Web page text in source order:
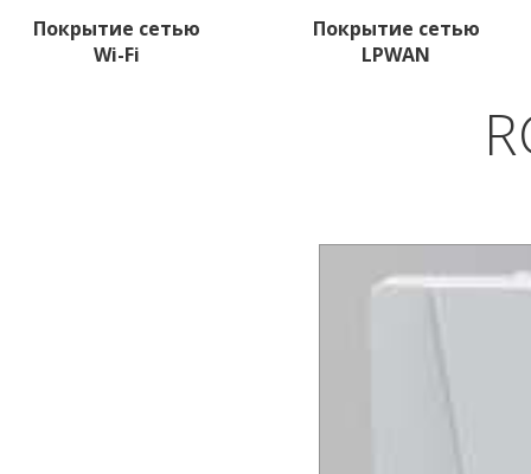
Покрытие сетью
Wi-Fi
Покрытие сетью
LPWAN